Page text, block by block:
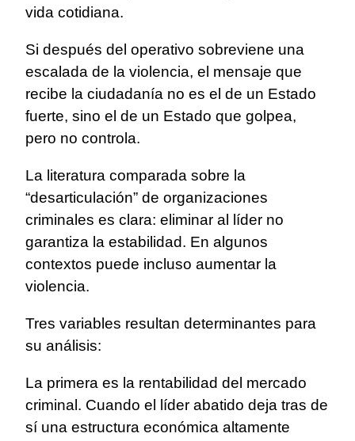
vida cotidiana.
Si después del operativo sobreviene una
escalada de la violencia, el mensaje que
recibe la ciudadanía no es el de un Estado
fuerte, sino el de un Estado que golpea,
pero no controla.
La literatura comparada sobre la
“desarticulación” de organizaciones
criminales es clara: eliminar al líder no
garantiza la estabilidad. En algunos
contextos puede incluso aumentar la
violencia.
Tres variables resultan determinantes para
su análisis:
La primera es la rentabilidad del mercado
criminal. Cuando el líder abatido deja tras de
sí una estructura económica altamente